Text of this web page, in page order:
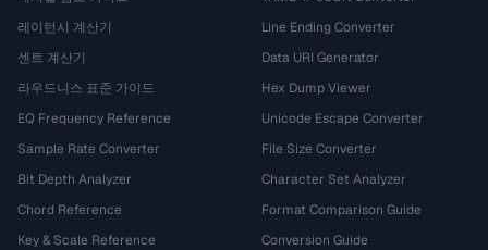
레이턴시 계산기
센트 계산기
라우드니스 표준 가이드
EQ Frequency Reference
Sample Rate Converter
Bit Depth Analyzer
Chord Reference
Key & Scale Reference
Line Ending Converter
Data URI Generator
Hex Dump Viewer
Unicode Escape Converter
File Size Converter
Character Set Analyzer
Format Comparison Guide
Conversion Guide